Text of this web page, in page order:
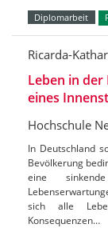
Diplomarbeit
Ricarda-
Leben in
eines
Hochschule
In Deutschland
Bevölkerung
eine
sich alle
Konsequenzen…